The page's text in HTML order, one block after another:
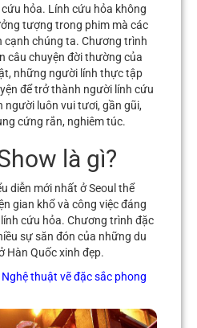
hỏa. Lính cứu hỏa không
tượng trong phim mà các
cạnh chúng ta. Chương trình
câu chuyện đời thường của
những người lính thực tập
để trở thành người lính cứu
luôn vui tươi, gần gũi,
cứng rắn, nghiêm túc.
là gì?
diễn mới nhất ở Seoul thể
gian khổ và công việc đáng
cứu hỏa. Chương trình đặc
sự săn đón của những du
Hàn Quốc xinh đẹp.
Nghệ thuật vẽ đặc sắc phong